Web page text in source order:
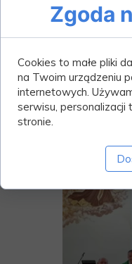
Zgoda
Cookies to małe pliki
na Twoim urządzeniu
internetowych.
serwisu, personalizacji
stronie.